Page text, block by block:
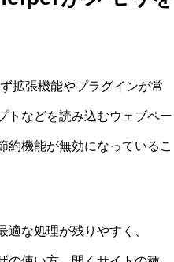
拡張機能やプラグインが常
トなどを読み込むウェブペー
約機能が無効になっているこ
な処理が残りやすく、